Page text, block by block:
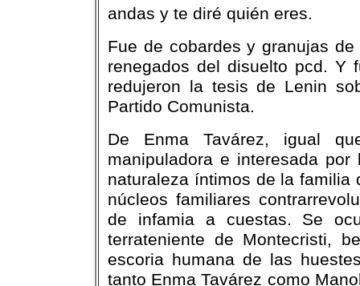
andas y te diré quién eres.
Fue de cobardes y granujas
renegados del disuelto pcd. Y
redujeron la tesis de Lenin
Partido Comunista.
De Enma Tavárez, igual
manipuladora e interesada
naturaleza íntimos de la familia
núcleos familiares
de infamia a cuestas. Se
terrateniente de Montecristi,
escoria humana de las
tanto Enma Tavárez como